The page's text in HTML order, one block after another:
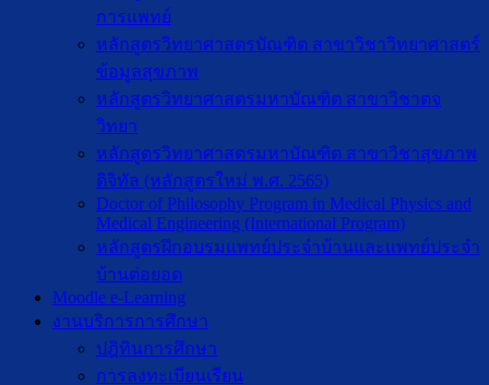
การแพทย์
หลักสูตรวิทยาศาสตรบัณฑิต สาขาวิชาวิทยาศาสตร์
ข้อมูลสุขภาพ
หลักสูตรวิทยาศาสตรมหาบัณฑิต สาขาวิชาตจ
วิทยา
หลักสูตรวิทยาศาสตรมหาบัณฑิต สาขาวิชาสุขภาพ
ดิจิทัล (หลักสูตรใหม่ พ.ศ. 2565)
Doctor of Philosophy Program in Medical Physics and
Medical Engineering (International Program)
หลักสูตรฝึกอบรมแพทย์ประจำบ้านและแพทย์ประจำ
บ้านต่อยอด
Moodle e-Learning
งานบริการการศึกษา
ปฎิทินการศึกษา
การลงทะเบียนเรียน